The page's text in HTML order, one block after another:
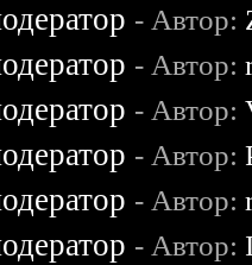
- Автор:
- Автор:
- Автор:
- Автор:
- Автор:
- Автор: